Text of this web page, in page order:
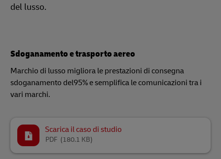
del lusso.
Sdoganamento e trasporto aereo
Marchio di lusso migliora le prestazioni di consegna
sdoganamento del95% e semplifica le comunicazioni tra i
vari marchi.
Scarica il caso di studio
(180.1 KB)
PDF